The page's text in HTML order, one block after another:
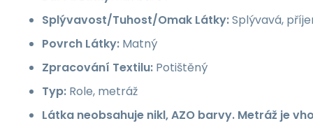
Splývavost/Tuhost/Omak Látky:Splývavá,
Povrch Látky: Matný
Zpracování Textilu: Potištěný
Typ: Role, metráž
Látka neobsahuje nikl, AZO barvy. Metráž je